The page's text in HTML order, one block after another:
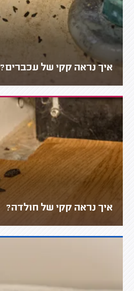
איך נראה קקי של עכברים?
איך נראה קקי של חולדה?